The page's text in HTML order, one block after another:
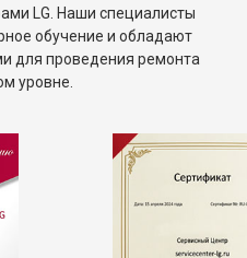
LG. Наши специалисты
обучение и обладают
для проведения ремонта
уровне.